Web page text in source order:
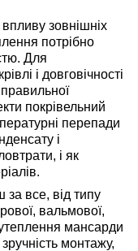
зовнішніх
потрібно
Для
і довговічності
покрівельний
перепади
і
і як
все, від типу
вальмової,
мансарди
монтажу,